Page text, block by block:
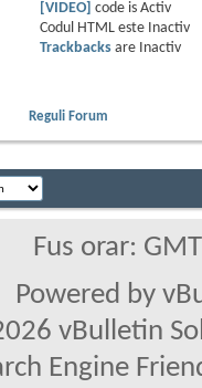
[VIDEO] code is Activ
Codul HTML este
Inactiv
Trackbacksare
Inactiv
Reguli Forum
Fus orar:
Powered by
vBulletin
Engine